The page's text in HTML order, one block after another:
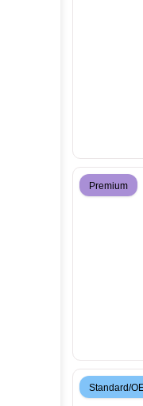
Premium
Standard/